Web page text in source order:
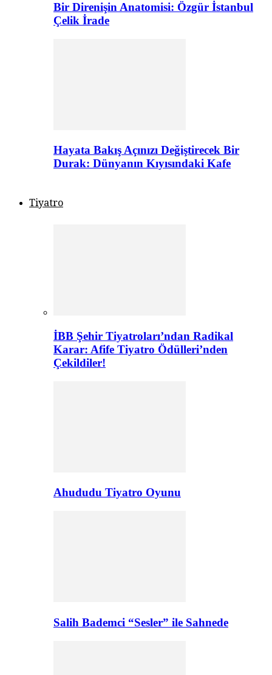
Bir Direnişin Anatomisi: Özgür İstanbul
Çelik İrade
Hayata Bakış Açınızı Değiştirecek Bir
Durak: Dünyanın Kıyısındaki Kafe
Tiyatro
İBB Şehir Tiyatroları’ndan Radikal
Karar: Afife Tiyatro Ödülleri’nden
Çekildiler!
Ahududu Tiyatro Oyunu
Salih Bademci “Sesler” ile Sahnede